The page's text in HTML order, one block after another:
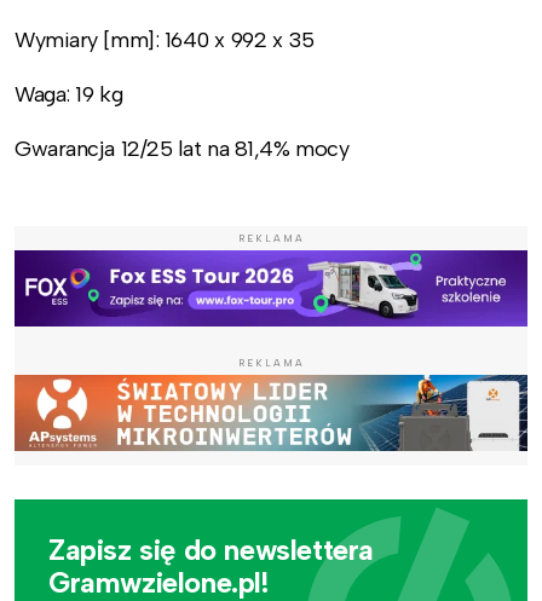
Wymiary [mm]: 1640 x 992 x 35
Waga: 19 kg
Gwarancja 12/25 lat na 81,4% mocy
REKLAMA
REKLAMA
Zapisz się do newslettera
Gramwzielone.pl!